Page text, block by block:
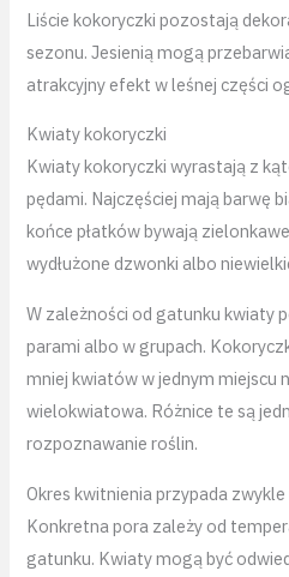
Liście kokoryczki pozostają
sezonu. Jesienią mogą
atrakcyjny efekt w leśnej części
Kwiaty kokoryczki
Kwiaty kokoryczki wyrastają z
pędami. Najczęściej mają barwę
końce płatków bywają
wydłużone dzwonki albo
W zależności od gatunku kwiaty
parami albo w grupach.
mniej kwiatów w jednym miejscu
wielokwiatowa. Różnice te są
rozpoznawanie roślin.
Okres kwitnienia przypada
Konkretna pora zależy od
gatunku. Kwiaty mogą być